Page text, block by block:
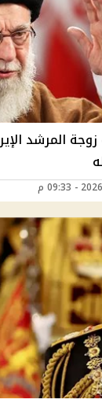
زوجة المرشد